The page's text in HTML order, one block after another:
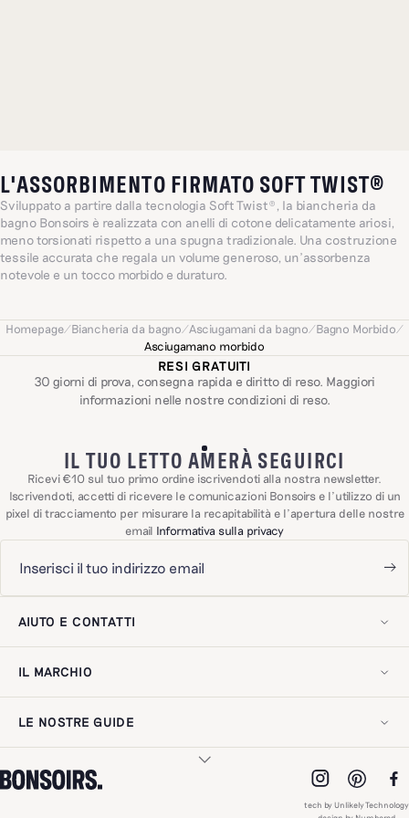
L'ASSORBIMENTO FIRMATO SOFT TWIST®
Sviluppato a partire dalla tecnologia Soft Twist®, la biancheria da
bagno Bonsoirs è realizzata con anelli di cotone delicatamente ariosi,
meno torsionati rispetto a una spugna tradizionale. Una costruzione
tessile accurata che regala un volume generoso, un'assorbenza
notevole e un tocco morbido e duraturo.
Homepage/Biancheria da bagno/Asciugamani da bagno/Bagno Morbido/
Asciugamano morbido
RESI GRATUITI
30 giorni di prova, consegna rapida e diritto di reso. Maggiori
informazioni nelle nostre condizioni di reso.
IL TUO LETTO AMERÀ SEGUIRCI
Ricevi €10 sul tuo primo ordine iscrivendoti alla nostra newsletter.
Iscrivendoti, accetti di ricevere le comunicazioni Bonsoirs e l'utilizzo di un
pixel di tracciamento per misurare la recapitabilità e l'apertura delle nostre
email Informativa sulla privacy
AIUTO E CONTATTI
Contattaci!
Spedizioni e resi
Domande frequenti
Recensioni dei clienti
Informativa sulla privacy
IL MARCHIO
Il nostro savoir-faire
Il nostro impegno
Gift card digitale
Pro Spazio
Lavora con noi
LE NOSTRE GUIDE
Scegliere le lenzuola
Scegliere guanciali e piumini
I NOSTRI MATERIALI
tech by Unlikely Technology